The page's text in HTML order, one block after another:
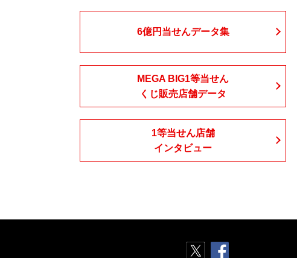
6億円当せんデータ集
MEGA BIG1等当せん
くじ販売店舗データ
1等当せん店舗
インタビュー